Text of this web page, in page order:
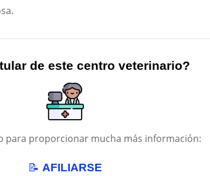
de este centro veterinario?
para proporcionar mucha más información:
📝 AFILIARSE